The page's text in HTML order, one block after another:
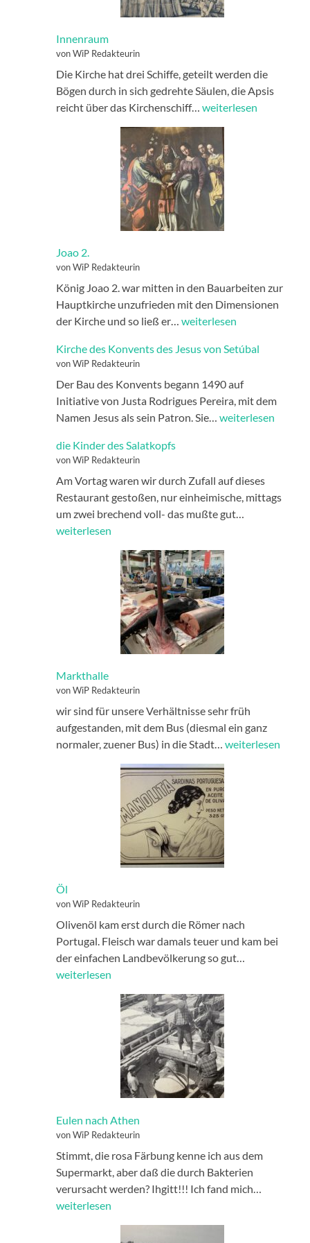
Innenraum
von WiP Redakteurin
Die Kirche hat drei Schiffe, geteilt werden die
Bögen durch in sich gedrehte Säulen, die Apsis
reicht über das Kirchenschiff…Innenraum
weiterlesen
Joao 2.
von WiP Redakteurin
König Joao 2. war mitten in den Bauarbeiten zur
Hauptkirche unzufrieden mit den Dimensionen
der Kirche und so ließ er…Joao
weiterlesen
Kirche des Konvents des Jesus von Setúbal
von WiP Redakteurin
Der Bau des Konvents begann 1490 auf
Initiative von Justa Rodrigues Pereira, mit dem
Namen Jesus als sein Patron. Sie…Kirche
Jesus
von
Setúbal
weiterlesen
die Kinder des Salatkopfs
von WiP Redakteurin
Am Vortag waren wir durch Zufall auf dieses
Restaurant gestoßen, nur einheimische, mittags
um zwei brechend voll- das mußte gut…
weiterlesen
Markthalle
von WiP Redakteurin
wir sind für unsere Verhältnisse sehr früh
aufgestanden, mit dem Bus (diesmal ein ganz
normaler, zuener Bus) in die Stadt…Markthalle
weiterlesen
Öl
von WiP Redakteurin
Olivenöl kam erst durch die Römer nach
Portugal. Fleisch war damals teuer und kam bei
der einfachen Landbevölkerung so gut…
weiterlesen
Eulen nach Athen
von WiP Redakteurin
Stimmt, die rosa Färbung kenne ich aus dem
Supermarkt, aber daß die durch Bakterien
verursacht werden? Ihgitt!!! Ich fand mich…
weiterlesen